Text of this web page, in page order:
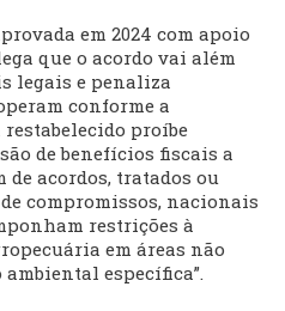
em 2024 com apoio
que o acordo vai além
legais e penaliza
conforme a
proíbe
de benefícios fiscais a
de acordos, tratados ou
compromissos, nacionais
restrições à
em áreas não
específica”.